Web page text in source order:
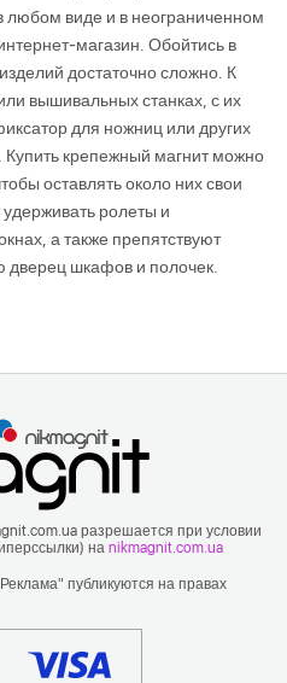
любом виде и в неограниченном
магазин. Обойтись в
достаточно сложно. К
вышивальных станках, с их
для ножниц или других
Купить крепежный магнит можно
оставлять около них свои
ролеты и
а также препятствуют
дверец шкафов и полочек.
разрешается при условии
на nikmagnit.com.ua
публикуются на правах